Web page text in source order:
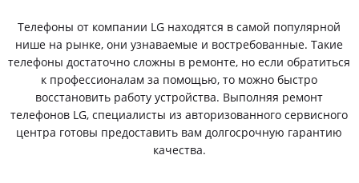
Телефоны от компании LG находятся в самой популярной
нише на рынке, они узнаваемые и востребованные. Такие
телефоны достаточно сложны в ремонте, но если обратиться
к профессионалам за помощью, то можно быстро
восстановить работу устройства. Выполняя ремонт
телефонов LG, специалисты из авторизованного сервисного
центра готовы предоставить вам долгосрочную гарантию
качества.